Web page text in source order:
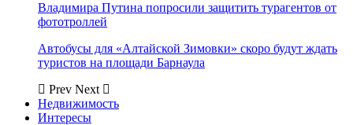
Владимира Путина попросили защитить турагентов от
фототроллей
Автобусы для «Алтайской Зимовки» скоро будут ждать
туристов на площади Барнаула
Prev Next
Недвижимость
Интересы